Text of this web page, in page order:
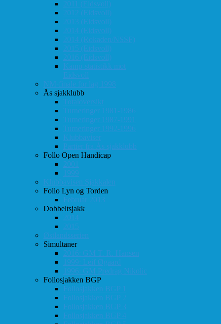
2011 (Eidsvoll)
2012 (Eidsvoll)
2013 (Eidsvoll)
2014 (Eidsvoll)
2014 (Rokaden/NSSF)
2015 (Eidsvoll)
2016 (Eidsvoll)
Kamp-statistikk mot
Eidsvoll
NM-finale for lag 1998
Ås sjakklubb
Totaloversikt
Turneringer 1981-1986
Turneringer 1987-1991
Turneringer 1992-1996
Klubbaviser
Partier fra Ås sjakklubb
Follo Open Handicap
2001
1999
Klubbavisen Sjakkalen
Follo Lyn og Torden
Februar 2013
Dobbeltsjakk
2014
2015
Østlandsserien
Simultaner
2016: GM T. R. Hansen
1999: Leif Øgaard
1996: GM Predrag Nikolic
Follosjakken BGP
Follosjakken BGP 1
Follosjakken BGP 2
Follosjakken BGP 3
Follosjakken BGP 4